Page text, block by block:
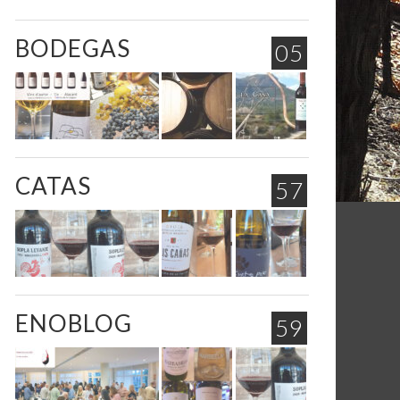
VINEPORVINO, NOVIEMBRE 18, 2018
05
BODEGAS
57
CATAS
59
ENOBLOG